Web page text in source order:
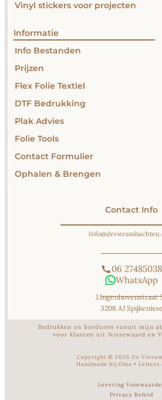
Vinyl stickers voor projecten
Informatie
Info Bestanden
Prijzen
Flex Folie Textiel
DTF Bedrukking
Plak Advies
Folie Tools
Contact Formulier
Ophalen & Brengen
Contact Info
06 27485038
WhatsApp
J.Ingenhovenstraat
3208 AJ Spijkenisse
Bedrukken en borduren vanuit mijn
voor klanten uit Nissewaard en
Copyright © 2026 De
Handmade bij Oma • Letters
Levering
Privacy Beleid